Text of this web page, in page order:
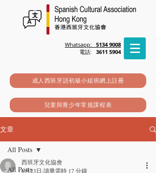
Whatsapp: 5134 9008
電話: 3611 5904
成人西班牙語初級小組班網上註冊
兒童與青少年常規課程表
文章
All Posts
All Posts
西班牙文化協會
6月23日 讀畢需時 17 分鐘